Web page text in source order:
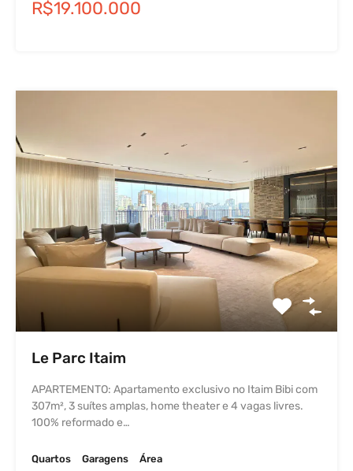
R$19.100.000
Le Parc Itaim
APARTEMENTO: Apartamento exclusivo no Itaim Bibi com
307m², 3 suítes amplas, home theater e 4 vagas livres.
100% reformado e…
Quartos Garagens Área